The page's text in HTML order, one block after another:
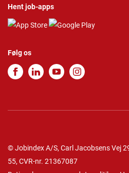
Hent job-apps
Følg os
© Jobindex A/S, Carl Jacobsens Vej
55, CVR-nr. 21367087